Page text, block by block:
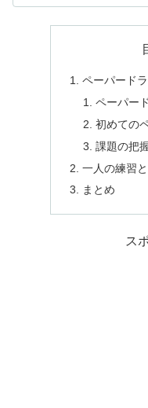
ペーパード
ペーパー
初めての
課題の把
一人の練習
まとめ
ス